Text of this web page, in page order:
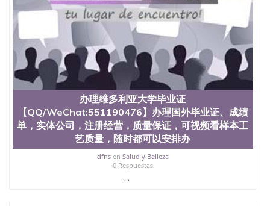
551190476国外本科毕业证怎么办理QQ微信
551190476国外大学文凭真制作QQ微信551190476办
国外文凭可找工作QQ微信551190476国外大学有毕业
证QQ微信551190476办理国外毕业证价格QQ微信
551190476国外编号查询QQ微信551190476办理国外
文凭要交定金吗QQ微信551190476办国外可查文凭
QQ微信551190476网上购买真文凭可信吗QQ微信
551190476学士学位证书查询机构QQ微信551190476
国外资格证书办理QQ微信551190476如何办理学历认
证QQ微信551190476海外文凭认证办理QQ微信
551190476 圣何塞州立大学（San Jose State
University, 又译为“圣荷西州立大学”）成立于1857
年，简称SJSU，是加州历史悠久的大学之一，也是美
西地区的公立大学之一。位于圣何塞市San Jose中
心，占地154公顷。它是一所位于加利福尼亚州的著
名综合性公立大学，它以极高的就业率，全美名列前
办理维多利亚大学毕业证
【QQ/WeChat:551190476】办理国外毕业证、成绩
单，实体公司，注册经营，质量保证，可视频看样本工
艺质量，随时都可以安排办
dfnsen Salud y Belleza
0 Respuestas
...